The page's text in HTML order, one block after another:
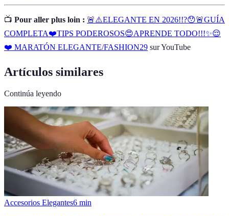
📺 Pour aller plus loin : 🚨⚠️ELEGANTE EN 2026!!?😯🚨GUÍA
COMPLETA❤️TIPS PODEROSOS😍APRENDE TODO!!!✨😌
❤️ MARATÓN ELEGANTE/FASHION29 sur YouTube
Artículos similares
Continúa leyendo
Accesorios Elegantes6 min